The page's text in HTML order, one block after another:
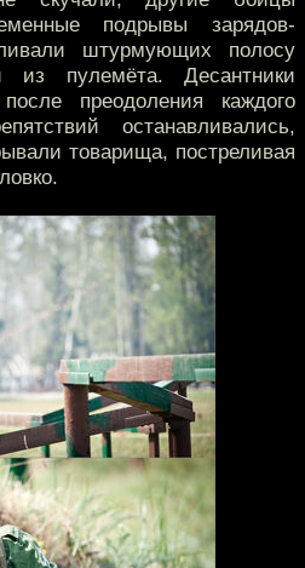
подрывы зарядов-
штурмующих полосу
из пулемёта. Десантники
преодоления каждого
останавливались,
товарища, постреливая